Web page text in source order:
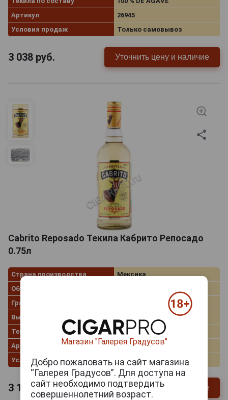
Артикул
26945
Условия продаж
Только самовывоз
3 038 руб. Уточнить цену и наличие
Cabrito Reposado Текила Кабрито Репосадо
0.75л
Страна производства
Мексика
Объём
Градус
Выдержка
Текила по составу
100 % DE AGAVE
Артикул
26947
Условия продаж
Только самовывоз
3 186руб. Уточнить цену и наличие
Магазин "Галерея Градусов"
Добро пожаловать на сайт магазина
“Галерея Градусов”. Для доступа на
сайт необходимо подтвердить
совершеннолетний возраст.